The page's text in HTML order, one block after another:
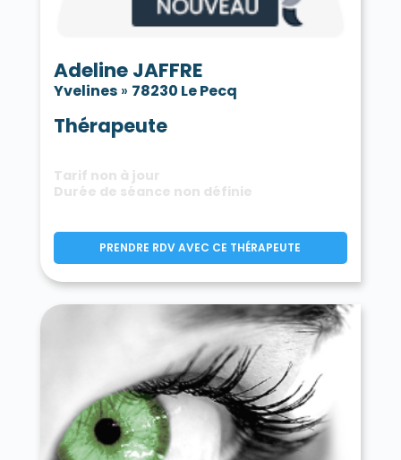
Adeline JAFFRE
Yvelines» 78230 Le Pecq
Thérapeute
Tarif non à jour
Durée de séance non définie
PRENDRE RDV AVEC CE THÉRAPEUTE